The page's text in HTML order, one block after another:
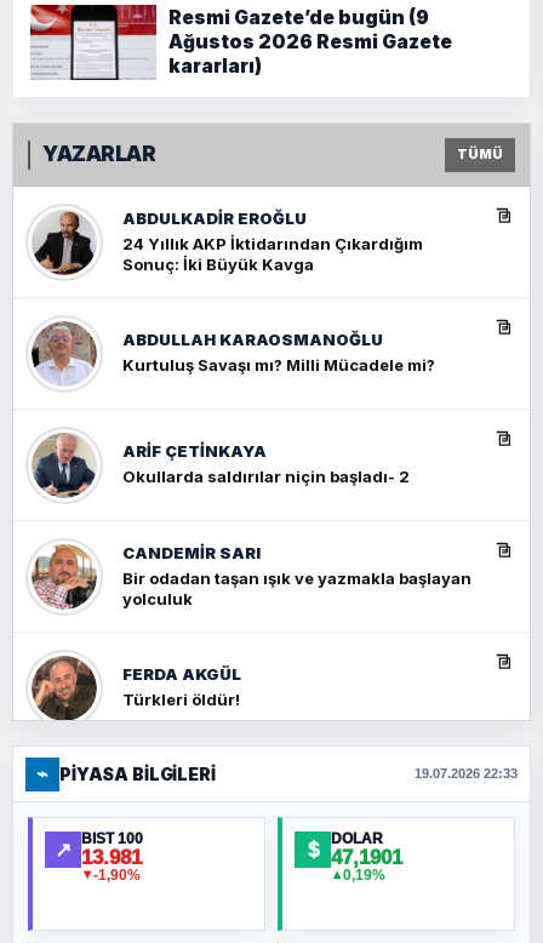
Resmi Gazete’de bugün (9
Ağustos 2026 Resmi Gazete
kararları)
YAZARLAR TÜMÜ
ABDULKADIR EROĞLU
24 Yıllık AKP İktidarından Çıkardığım
Sonuç: İki Büyük Kavga
ABDULLAH KARAOSMANOĞLU
Kurtuluş Savaşı mı? Milli Mücadele mi?
ARIF ÇETİNKAYA
Okullarda saldırılar niçin başladı- 2
CANDEMIR SARI
Bir odadan taşan ışık ve yazmakla başlayan
yolculuk
FERDA AKGÜL
Türkleri öldür!
FERHAT BÜYÜKKALKAN
Ankara Zirvesi: NATO Toplantısı mı, Yeni
Ortadoğu Haritasının Provası mı?
⌁ PIYASA BILGILERI 19.07.2026 22:33
↗ BIST 100
13.981
▼-1,90%
$ DOLAR
47,1901
▲0,19%